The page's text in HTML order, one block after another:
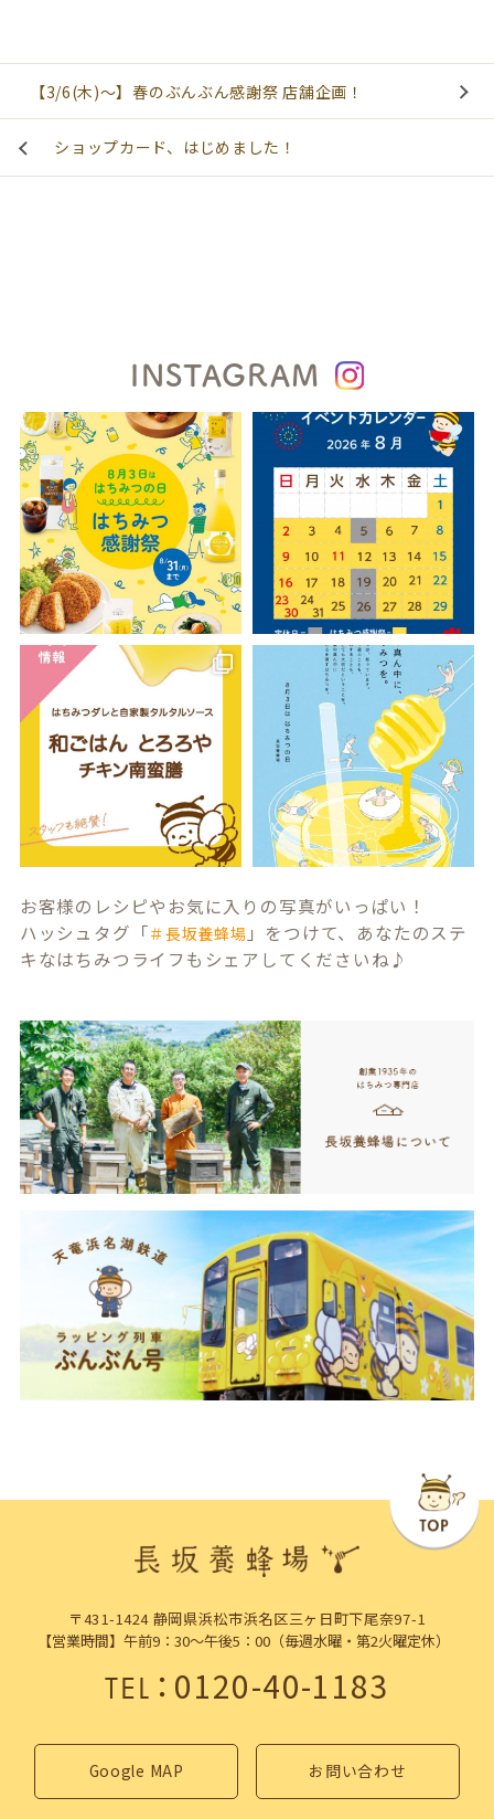
【3/6(木)～】春のぶんぶん感謝祭 店舗企画！
ショップカード、はじめました！
INSTAGRAM
お客様のレシピやお気に入りの写真がいっぱい！
ハッシュタグ「＃長坂養蜂場 」をつけて、あなたのステ
キなはちみつライフもシェアしてくださいね♪
〒431-1424 静岡県浜松市浜名区三ヶ日町下尾奈97-1
【営業時間】午前9：30～午後5：00（毎週水曜・第2火曜定休）
TEL：0120-40-1183
Google MAP お問い合わせ